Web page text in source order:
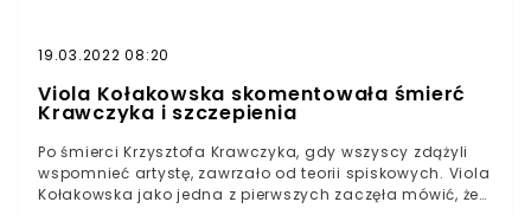
19.03.2022 08:20
Viola Kołakowska skomentowała śmierć
Krawczyka i szczepienia
Po śmierci Krzysztofa Krawczyka, gdy wszyscy zdążyli
wspomnieć artystę, zawrzało od teorii spiskowych. Viola
Kołakowska jako jedna z pierwszych zaczęła mówić, że